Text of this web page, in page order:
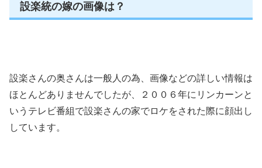
設楽統の嫁の画像は？
設楽さんの奥さんは一般人の為、画像などの詳しい情報は
ほとんどありませんでしたが、２００６年にリンカーンと
いうテレビ番組で設楽さんの家でロケをされた際に顔出し
しています。